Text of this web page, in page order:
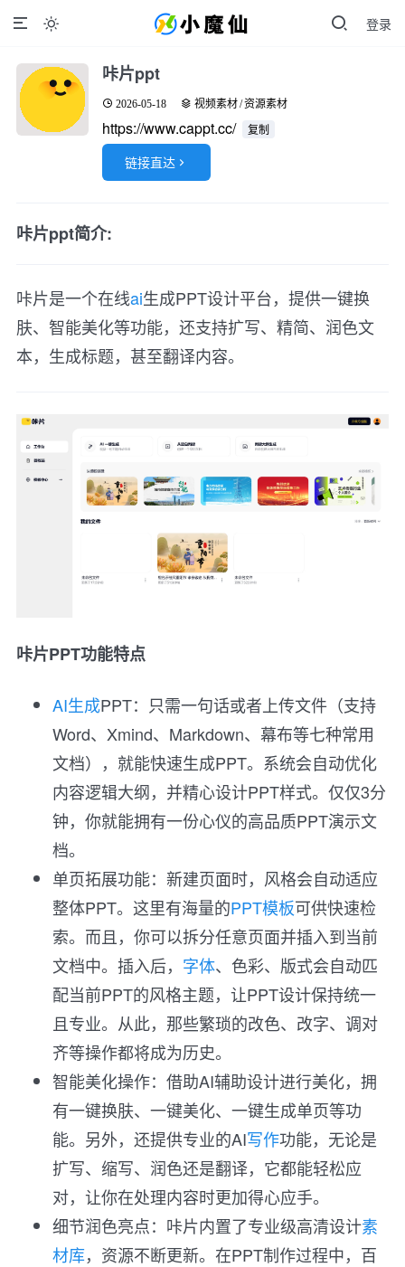
登录

咔片ppt
2026-05-18 视频素材/资源素材
https://www.cappt.cc/ 复制
链接直达 
咔片ppt简介:
咔片是一个在线ai生成PPT设计平台，提供一键换
肤、智能美化等功能，还支持扩写、精简、润色文
本，生成标题，甚至翻译内容。
咔片PPT功能特点
AI生成PPT：只需一句话或者上传文件（支持
Word、Xmind、Markdown、幕布等七种常用
文档），就能快速生成PPT。系统会自动优化
内容逻辑大纲，并精心设计PPT样式。仅仅3分
钟，你就能拥有一份心仪的高品质PPT演示文
档。
单页拓展功能：新建页面时，风格会自动适应
整体PPT。这里有海量的PPT模板可供快速检
索。而且，你可以拆分任意页面并插入到当前
文档中。插入后， 字体、色彩、版式会自动匹
配当前PPT的风格主题，让PPT设计保持统一
且专业。从此，那些繁琐的改色、改字、调对
齐等操作都将成为历史。
智能美化操作：借助AI辅助设计进行美化，拥
有一键换肤、一键美化、一键生成单页等功
能。另外，还提供专业的AI写作功能，无论是
扩写、缩写、润色还是翻译，它都能轻松应
对，让你在处理内容时更加得心应手。
细节润色亮点：咔片内置了专业级高清设计素
材库，资源不断更新。在PPT制作过程中，百